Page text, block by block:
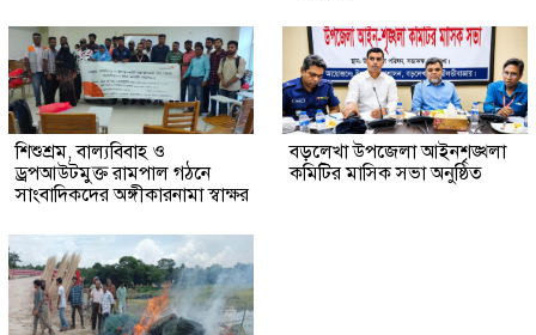
শিশুশ্রম, বাল্যবিবাহ ও
ড্রপআউটমুক্ত রামপাল গঠনে
সাংবাদিকদের অঙ্গীকারনামা স্বাক্ষর
বড়লেখা উপজেলা আইনশৃঙ্খলা
কমিটির মাসিক সভা অনুষ্ঠিত